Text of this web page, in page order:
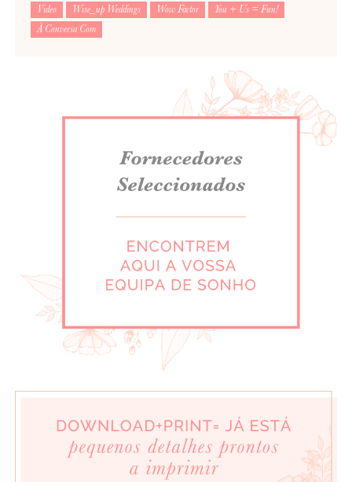
Video Wise_up Weddings Wow Factor
You + Us = Fun!
À Conversa Com